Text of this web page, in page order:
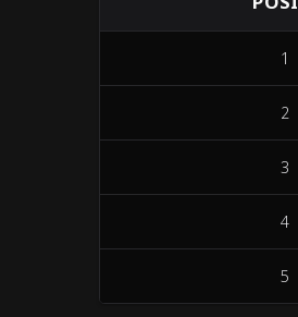
1
2
3
4
5